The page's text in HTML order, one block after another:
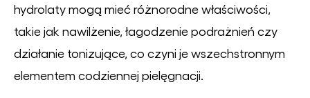
hydrolaty mogą mieć różnorodne właściwości,
takie jak nawilżenie, łagodzenie podrażnień czy
działanie tonizujące, co czyni je wszechstronnym
elementem codziennej pielęgnacji.